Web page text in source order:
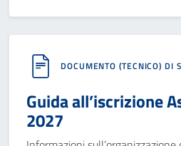
DOCUMENTO (TECNICO) DI
Guida all’iscrizione
2027